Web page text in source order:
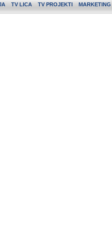
TV LICA TV PROJEKTI MARKETING